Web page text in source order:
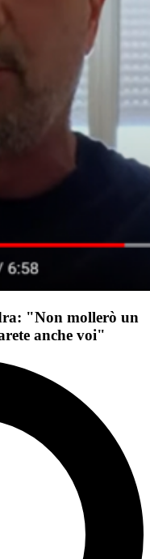
"Non mollerò un
anche voi"